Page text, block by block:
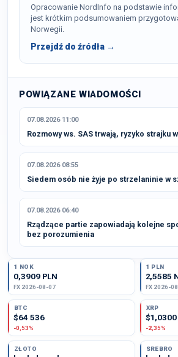
Opracowanie NordInfo na podstawie
jest krótkim podsumowaniem
Norwegii.
Przejdź do źródła →
POWIĄZANE WIADOMOŚCI
07.08.2026 11:00
Rozmowy ws. SAS trwają, ryzyko strajku
07.08.2026 08:55
Siedem osób nie żyje po strzelaninie w
07.08.2026 06:40
Rządzące partie zapowiadają kolejne
bez porozumienia
1 NOK
0,3909 PLN
FX 2026-08-07
1 PLN
2,5585
FX 2026-
BTC
$64 536
-0,53%
XRP
$1,0300
-2,35%
ZŁOTO SREBRO